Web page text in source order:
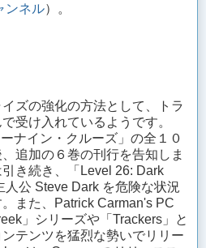
ンネル）。
ズの強化の方法として、トラ
受け入れているようです。
ナイン・クルーズ」の全１０
追加の６巻の刊行を告知しま
き続き、「Level 26: Dark
人公 Steve Dark を危険な状況
また、Patrick Carman's PC
」シリーズや「Trackers」と
テンツを猛烈な勢いでリリー